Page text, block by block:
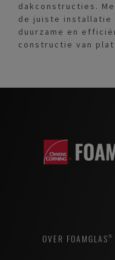
dakconstructies.
de juiste installatie
duurzame en
constructie van
OVER